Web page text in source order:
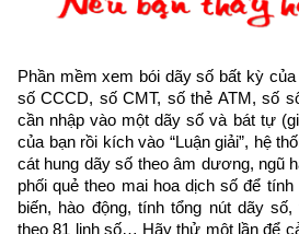
https://xemvm.com/thu-vien-ebooks/
để tải về Ebook Sách Hạt giống
0926.138.186 để nhận trực tiếp file pdf.
Sau đây là Câu chuyện về Những
được trích từ Cuốn “Hạt giống tâm
Phần mềm xem bói dãy số bất kỳ
số CCCD, số CMT, số thẻ ATM, số
cần nhập vào một dãy số và bát tự
của bạn rồi kích vào “Luận giải”, hệ
cát hung dãy số theo âm dương, ngũ
phối quẻ theo mai hoa dịch số để
biến, hào động, tính tổng nút dãy
theo 81 linh số… Hãy thử một lần để